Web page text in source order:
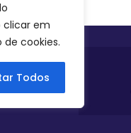
clicar em
cookies.
Todos